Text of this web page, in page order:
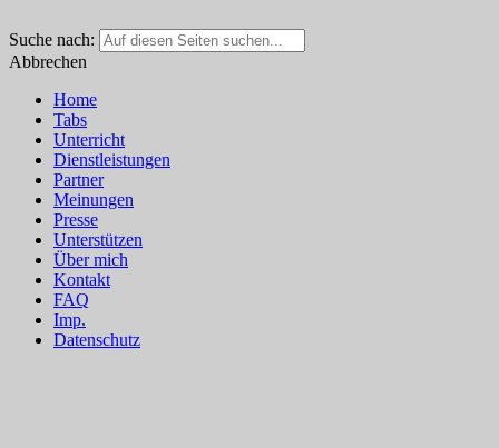
Suche nach:
Abbrechen
Home
Tabs
Unterricht
Dienstleistungen
Partner
Meinungen
Presse
Unterstützen
Über mich
Kontakt
FAQ
Imp.
Datenschutz